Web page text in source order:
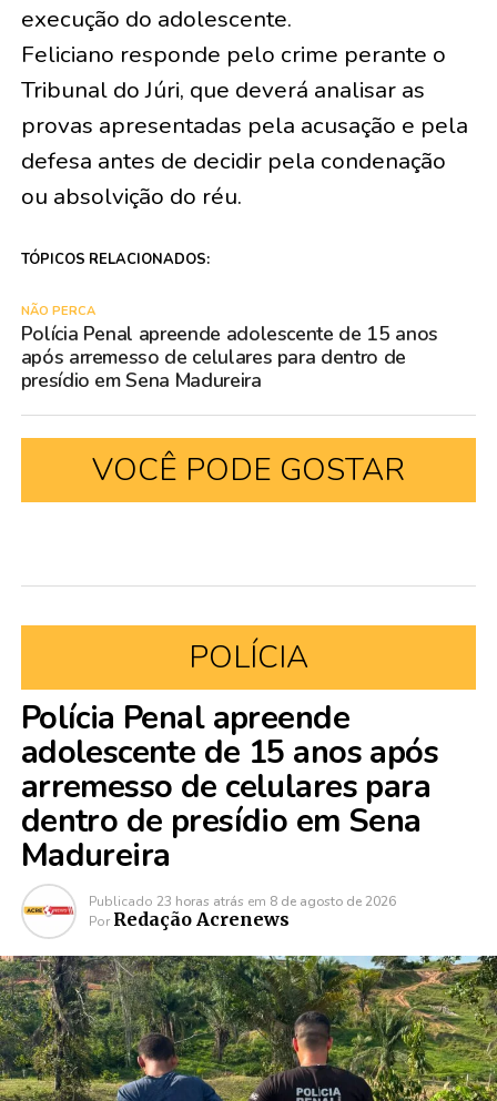
execução do adolescente.
Feliciano responde pelo crime perante o
Tribunal do Júri, que deverá analisar as
provas apresentadas pela acusação e pela
defesa antes de decidir pela condenação
ou absolvição do réu.
TÓPICOS RELACIONADOS:
NÃO PERCA
Polícia Penal apreende adolescente de 15 anos
após arremesso de celulares para dentro de
presídio em Sena Madureira
VOCÊ PODE GOSTAR
POLÍCIA
Polícia Penal apreende
adolescente de 15 anos após
arremesso de celulares para
dentro de presídio em Sena
Madureira
Publicado 23 horas atrás em 8 de agosto de 2026
Por Redação Acrenews